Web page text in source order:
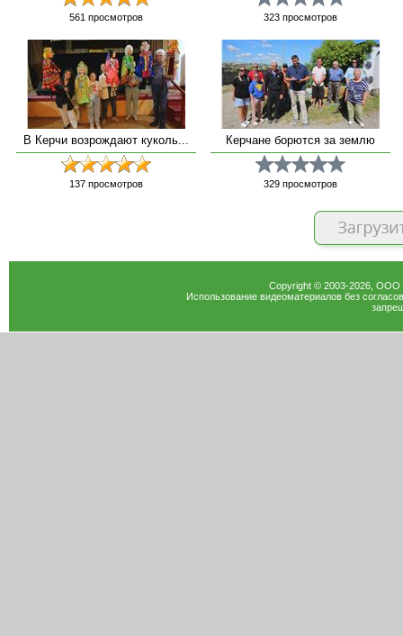
561 просмотров 323 просмотров
В Керчи возрождают куколь...
137 просмотров
Керчане борются за землю
329 просмотров
Copyright © 2003-2026, ООО
Использование видеоматериалов без